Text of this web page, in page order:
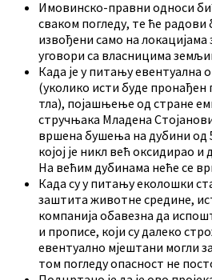
Имовинско-правни односи
сваком погледу, те ће
извођени само на локацијама
уговори са власницима
Када је у питању евентуална
(уколико исти буде
тла), појашњење од стране
стручњака Младена
вршена бушења на дубини од
којој је никл већ оксидирао и
На већим дубинама неће се
Када су у питању еколошки
заштита животне средине,
компанија обавезна да
и прописе, који су далеко
евентуално мјештани могли
том погледу опасност не